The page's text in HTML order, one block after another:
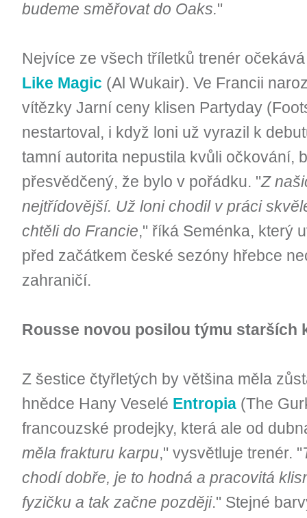
budeme směřovat do Oaks."
Nejvíce ze všech tříletků trenér
Like Magic (Al Wukair). Ve Francii
vítězky Jarní ceny klisen Partyday
nestartoval, i když loni už vyrazil k
tamní autorita nepustila kvůli očkování,
přesvědčený, že bylo v pořádku. "Z
nejtřídovější. Už loni chodil v práci
chtěli do Francie," říká Seménka, který
před začátkem české sezóny hřebce
zahraničí.
Rousse novou posilou týmu starších
Z šestice čtyřletých by většina měla
hnědce Hany Veselé Entropia (The
francouzské prodejky, která ale od
měla frakturu karpu," vysvětluje trenér. "
chodí dobře, je to hodná a pracovitá
fyzičku a tak začne později." Stejné